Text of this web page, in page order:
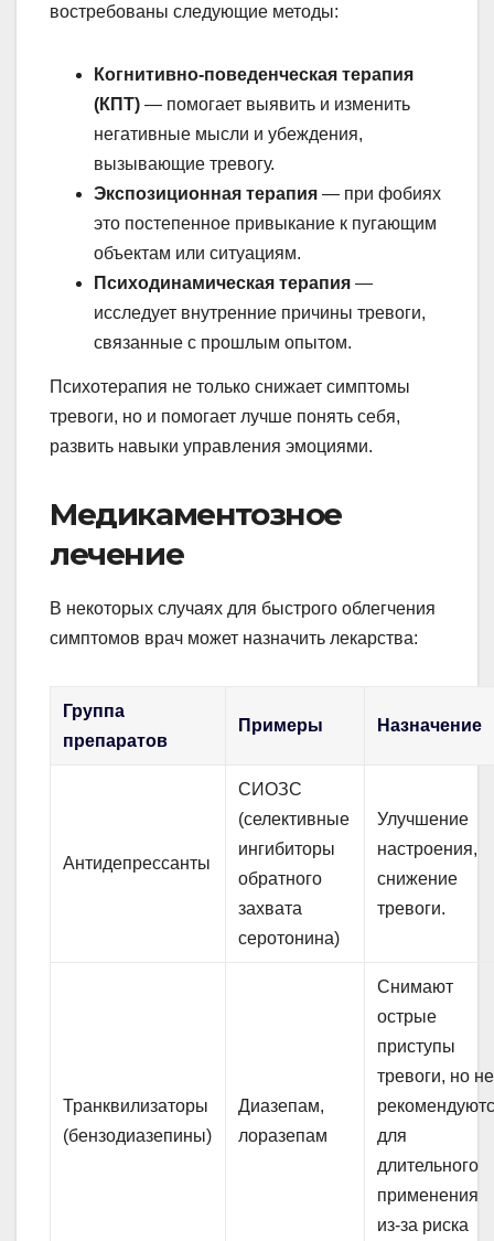
востребованы следующие методы:
Когнитивно-поведенческая терапия
(КПТ) — помогает выявить и изменить
негативные мысли и убеждения,
вызывающие тревогу.
Экспозиционная терапия — при фобиях
это постепенное привыкание к пугающим
объектам или ситуациям.
Психодинамическая терапия —
исследует внутренние причины тревоги,
связанные с прошлым опытом.
Психотерапия не только снижает симптомы
тревоги, но и помогает лучше понять себя,
развить навыки управления эмоциями.
Медикаментозное
лечение
В некоторых случаях для быстрого облегчения
симптомов врач может назначить лекарства:
Группа
препаратов
Примеры Назначение
Антидепрессанты
СИОЗС
(селективные
ингибиторы
обратного
захвата
серотонина)
Улучшение
настроения,
снижение
тревоги.
Транквилизаторы
(бензодиазепины)
Диазепам,
лоразепам
Снимают
острые
приступы
тревоги, но не
для
длительного
применения
из-за риска